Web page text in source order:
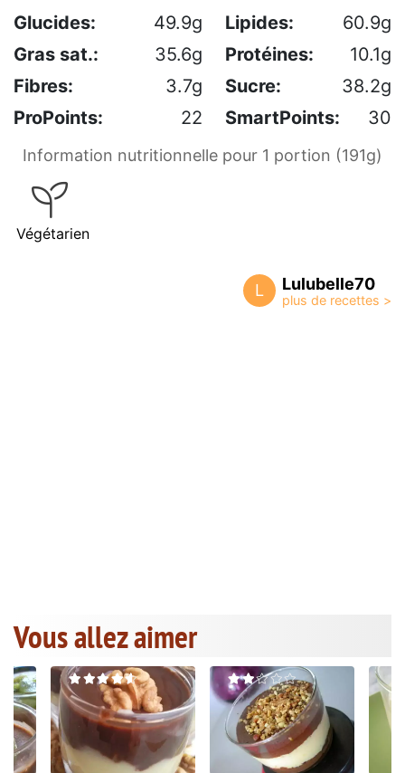
Glucides: 49.9g Lipides:
60.9g
Gras sat.:
35.6g Protéines:
10.1g
Fibres:
3.7g Sucre:
38.2g
ProPoints:
22 SmartPoints: 30
Information nutritionnelle pour 1 portion (191g)
Végétarien
L Lulubelle70
Vous allez aimer